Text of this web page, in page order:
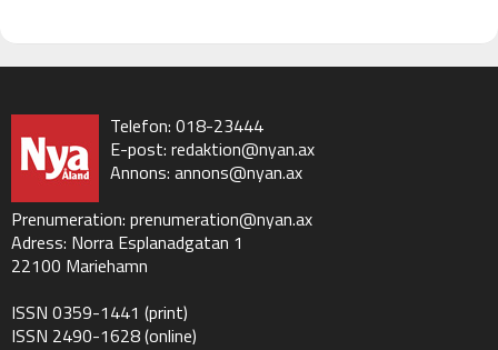
Telefon: 018-23444
E-post: redaktion@nyan.ax
Annons: annons@nyan.ax
Prenumeration: prenumeration@nyan.ax
Adress: Norra Esplanadgatan 1
22100 Mariehamn
ISSN 0359-1441 (print)
ISSN 2490-1628 (online)